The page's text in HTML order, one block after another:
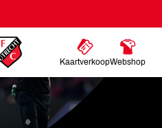
KaartverkoopWebshop